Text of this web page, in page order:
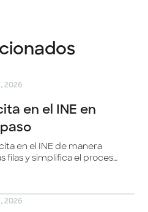
2026
en el INE en
en el INE de manera
filas y simplifica el proceso
2026